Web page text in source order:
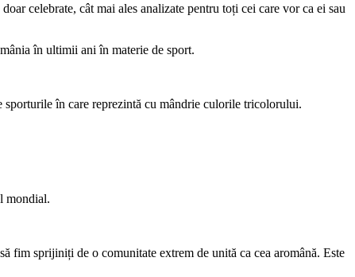
celebrate, cât mai ales analizate pentru toți cei care vor ca ei sau
în ultimii ani în materie de sport.
sporturile în care reprezintă cu mândrie culorile tricolorului.
mondial.
fim sprijiniți de o comunitate extrem de unită ca cea aromână. Este